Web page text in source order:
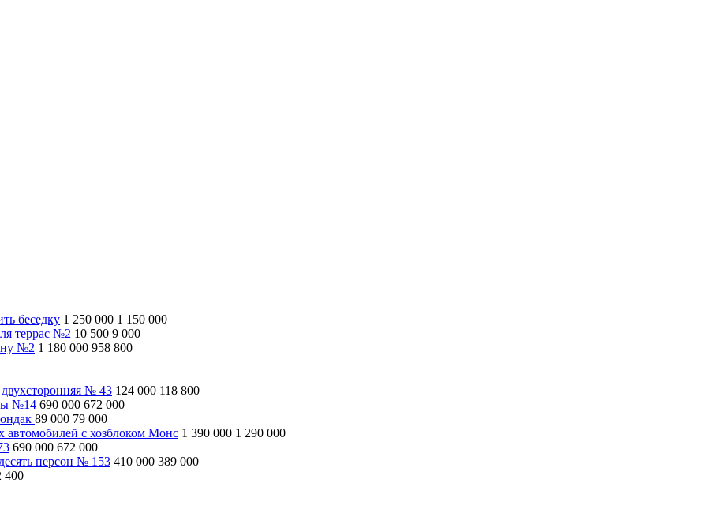
беседку 1 250 000 1 150 000
террас №2 10 500 9 000
№2 1 180 000 958 800
№ 43 124 000 118 800
№14 690 000 672 000
89 000 79 000
автомобилей с хозблоком Монс 1 390 000 1 290 000
690 000 672 000
персон № 153 410 000 389 000
400